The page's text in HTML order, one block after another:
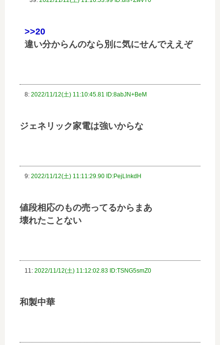
>>20
違い分からんのなら別に気にせんでええぞ
8: 2022/11/12(土) 11:10:45.81 ID:8abJN+BeM
ジェネリック家電は強いからな
9: 2022/11/12(土) 11:11:29.90 ID:PejLlnkdH
値段相応のもの売ってるからまあ
壊れたことない
11: 2022/11/12(土) 11:12:02.83 ID:TSNG5smZ0
和製中華